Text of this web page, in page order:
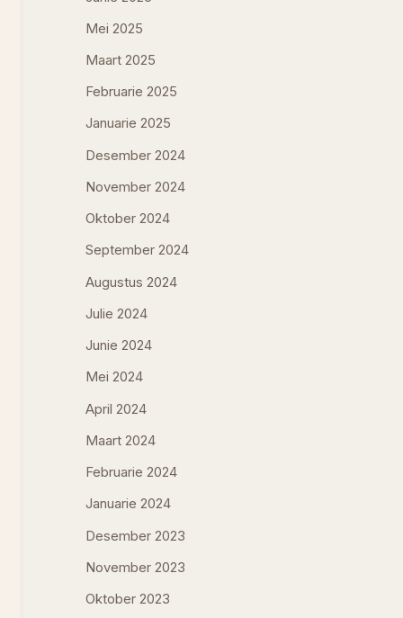
Mei 2025
Maart 2025
Februarie 2025
Januarie 2025
Desember 2024
November 2024
Oktober 2024
September 2024
Augustus 2024
Julie 2024
Junie 2024
Mei 2024
April 2024
Maart 2024
Februarie 2024
Januarie 2024
Desember 2023
November 2023
Oktober 2023